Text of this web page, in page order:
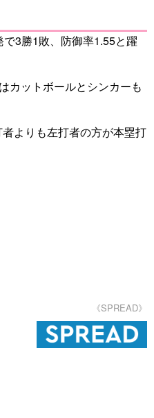
3勝1敗、防御率1.55と躍
カットボールとシンカーも
よりも左打者の方が本塁打
《SPREAD》